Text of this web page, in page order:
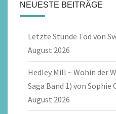
NEUESTE BEITRÄGE
Letzte Stunde Tod von
August 2026
Hedley Mill ~ Wohin der
Saga Band 1) von Sophie
August 2026